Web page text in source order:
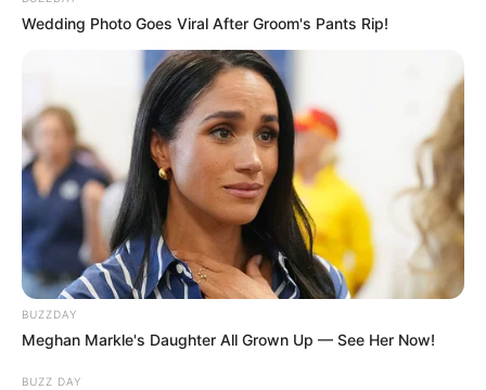
Wedding Photo Goes Viral After Groom's Pants Rip!
BUZZDAY
Meghan Markle's Daughter All Grown Up — See Her Now!
BUZZ DAY